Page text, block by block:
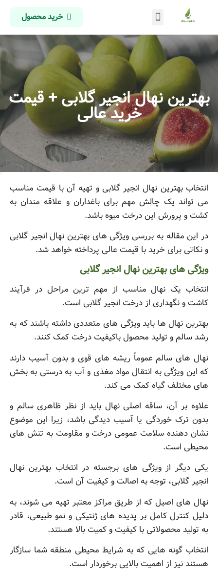
خرید محصول
بهترین نهال انجیر گلابی + قیمت
خرید عالی
انتخاب بهترین نهال انجیر گلابی و تهیه آن با قیمت مناسب
می تواند یک چالش مهم برای باغداران و علاقه مندان به
کشت و پرورش این درخت میوه باشد.
در این مقاله به بررسی ویژگی های بهترین نهال انجیر گلابی
و نکاتی برای خرید با قیمت عالی پرداخته خواهد شد.
ویژگی های بهترین نهال انجیر گلابی
انتخاب یک نهال مناسب از مهم ترین مراحل در فرآیند
کاشت و نگهداری از درخت انجیر گلابی است.
بهترین نهال ها باید ویژگی های متعددی داشته باشند که به
رشد سالم و تولید محصول باکیفیت درخت کمک کنند.
نهال های سالم عموماً ریشه های قوی و بدون آسیب دارند
که این ویژگی به انتقال مواد مغذی و آب به درستی به بخش
های مختلف گیاه کمک می کند.
علاوه بر آن، ساقه اصلی نهال باید از نظر ظاهری سالم و
بدون ترک خوردگی یا آسیب دیدگی باشد، زیرا این موضوع
نشان دهنده سلامت عمومی درخت و مقاومت به تنش های
محیطی است.
یکی دیگر از ویژگی های برجسته در انتخاب بهترین نهال
انجیر گلابی، توجه به اصالت و کیفیت آن است.
نهال های اصیل که از طریق مراکز معتبر تهیه می شوند، به
دلیل کنترل کامل بر پدیده های ژنتیکی و نمو طبیعی، قادر
به تولید محصولاتی با کیفیت و کمیت بالا هستند.
انتخاب گونه هایی که به شرایط محیطی منطقه شما سازگار
هستند نیز از اهمیت بالایی برخوردار است.